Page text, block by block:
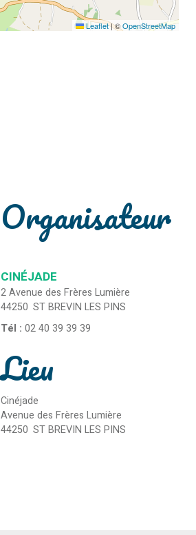
Leaflet|©OpenStreetMap
Organisateur
CINÉJADE
2 Avenue des Frères Lumière
44250 ST BREVIN LES PINS
Tél :02 40 39 39 39
Lieu
Cinéjade
Avenue des Frères Lumière
44250 ST BREVIN LES PINS